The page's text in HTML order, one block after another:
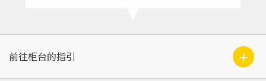
前往柜台的指引 ＋